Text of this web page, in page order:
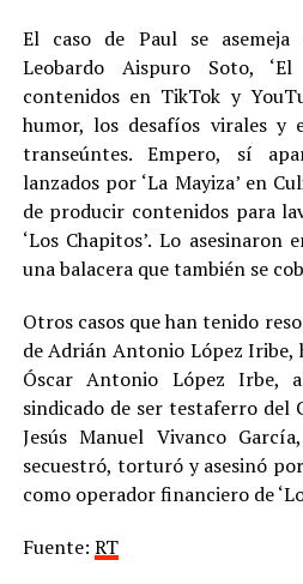
El caso de Paul se
Leobardo Aispuro Soto,
contenidos en TikTok y
humor, los desafíos virales y
transeúntes. Empero, sí
lanzados por ‘La Mayiza’ en
de producir contenidos para
‘Los Chapitos’. Lo asesinaron
una balacera que también se
Otros casos que han tenido
de Adrián Antonio López Iribe,
Óscar Antonio López Irbe,
sindicado de ser testaferro del
Jesús Manuel Vivanco
secuestró, torturó y asesinó
como operador financiero de
Fuente: RT